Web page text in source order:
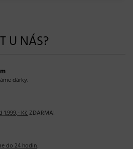
U NÁS?
dárky.
1.999,- KčZDARMA!
do 24 hodin.